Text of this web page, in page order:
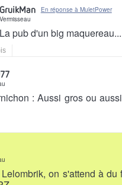
GruikMan
En réponse à MuletPower
Vermisseau
La pub d'un big maquereau...
: Aussi gros ou
on s'attend à du